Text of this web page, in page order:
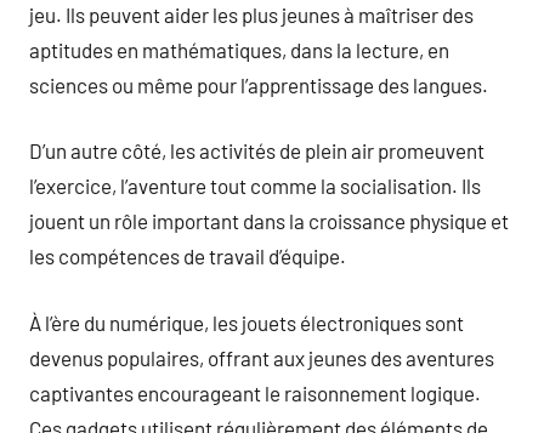
jeu. Ils peuvent aider les plus jeunes à maîtriser des
aptitudes en mathématiques, dans la lecture, en
sciences ou même pour l’apprentissage des langues.
D’un autre côté, les activités de plein air promeuvent
l’exercice, l’aventure tout comme la socialisation. Ils
jouent un rôle important dans la croissance physique et
les compétences de travail d’équipe.
À l’ère du numérique, les jouets électroniques sont
devenus populaires, offrant aux jeunes des aventures
captivantes encourageant le raisonnement logique.
Ces gadgets utilisent régulièrement des éléments de